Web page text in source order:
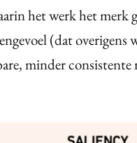
het werk het merk
(dat overigens
minder